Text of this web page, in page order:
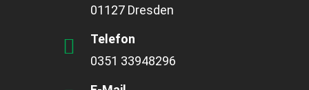
01127 Dresden
Telefon
0351 33948296